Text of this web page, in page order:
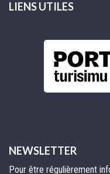
LIENS UTILES
NEWSLETTER
Pour être régulièrement